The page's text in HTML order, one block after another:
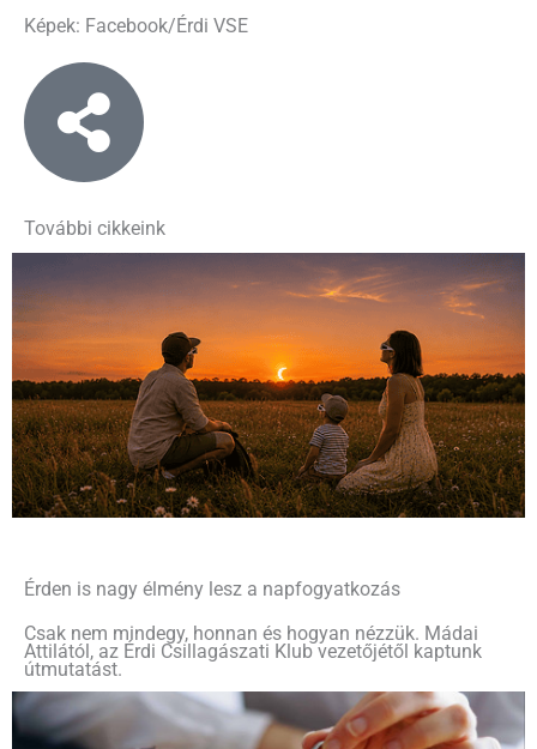
Képek: Facebook/Érdi VSE
További cikkeink
Érden is nagy élmény lesz a napfogyatkozás
Csak nem mindegy, honnan és hogyan nézzük. Mádai
Attilától, az Érdi Csillagászati Klub vezetőjétől kaptunk
útmutatást.